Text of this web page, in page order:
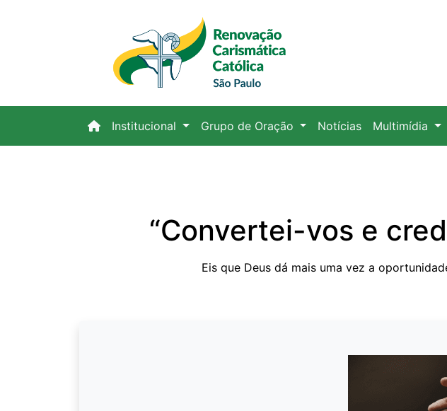
(current)
Institucional Grupo de Oração Notícias Multimídia
“Convertei-vos e
Eis que Deus dá mais uma vez a